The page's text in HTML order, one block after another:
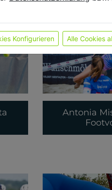
Antonia
Konfigurieren Alle Cookies